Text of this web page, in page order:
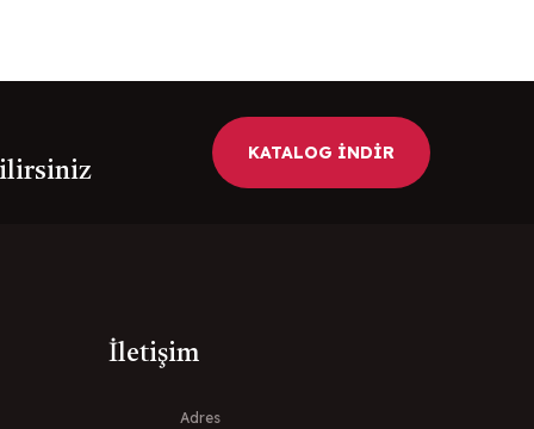
KATALOG İNDİR
İletişim
Adres